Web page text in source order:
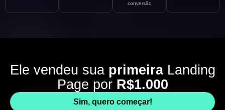
conversão
Ele vendeu sua primeira Landing
Page por R$1.000
Sim, quero começar!